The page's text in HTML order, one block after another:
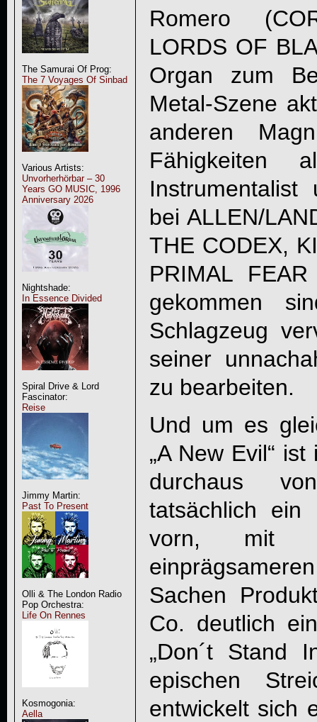
The Samurai Of Prog:
The 7 Voyages Of Sinbad
Various Artists:
Unvorherhörbar – 30
Years GO MUSIC, 1996
Anniversary 2026
Nightshade:
In Essence Divided
Spiral Drive & Lord
Fascinator:
Reise
Jimmy Martin:
Past To Present
Olli & The London Radio
Pop Orchestra:
Life On Rennes
Kosmogonia:
Aella
Romero
LORDS OF
Organ zum
Metal-Szene
anderen
Fähigkeiten
bei ALLEN/
THE CODEX,
PRIMAL
gekommen
Schlagzeug
seiner
zu bearbeiten.
Und um es
„A New Evil“ ist
durchaus
tatsächlich ein
vorn, mit
Sachen
Co. deutlich
„Don´t Stand
epischen
entwickelt sich